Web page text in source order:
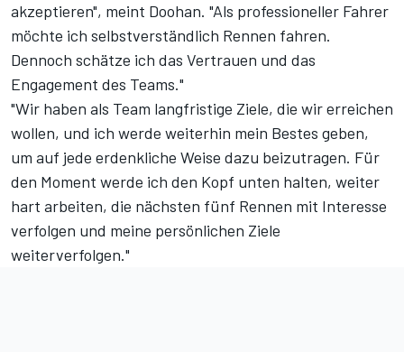
akzeptieren", meint Doohan. "Als professioneller Fahrer
möchte ich selbstverständlich Rennen fahren.
Dennoch schätze ich das Vertrauen und das
Engagement des Teams."
"Wir haben als Team langfristige Ziele, die wir erreichen
wollen, und ich werde weiterhin mein Bestes geben,
um auf jede erdenkliche Weise dazu beizutragen. Für
den Moment werde ich den Kopf unten halten, weiter
hart arbeiten, die nächsten fünf Rennen mit Interesse
verfolgen und meine persönlichen Ziele
weiterverfolgen."